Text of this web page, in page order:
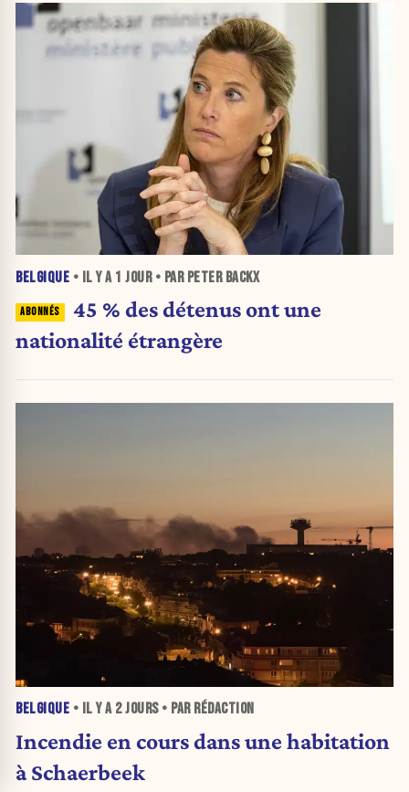
BELGIQUE • IL Y A 1 JOUR• PAR PETER BACKX
45 % des détenus ont une
nationalité étrangère
BELGIQUE • IL Y A 2 JOURS• PAR RÉDACTION
Incendie en cours dans une habitation
à Schaerbeek